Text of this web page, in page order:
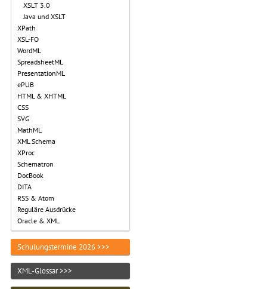
XSLT 3.0
Java und XSLT
XPath
XSL-FO
WordML
SpreadsheetML
PresentationML
ePUB
HTML & XHTML
CSS
SVG
MathML
XML Schema
XProc
Schematron
DocBook
DITA
RSS & Atom
Reguläre Ausdrücke
Oracle & XML
Schulungstermine 2026 >>>
XML-Glossar >>>